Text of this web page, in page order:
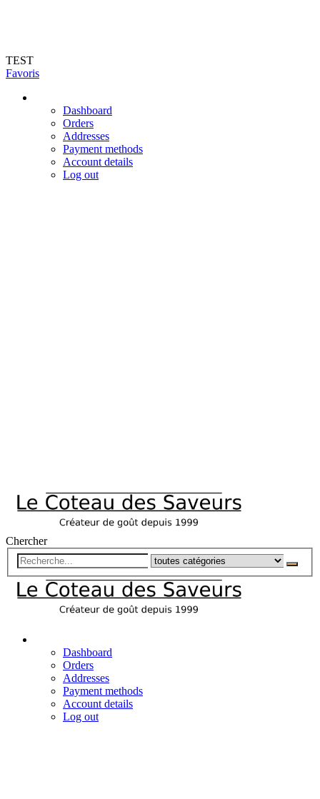
TEST
Favoris
Dashboard
Orders
Addresses
Payment methods
Account details
Log out
Chercher
Dashboard
Orders
Addresses
Payment methods
Account details
Log out